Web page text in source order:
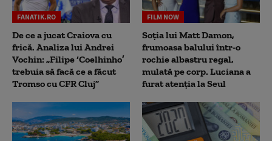
FANATIK.RO
De ce a jucat Craiova cu
frică. Analiza lui Andrei
Vochin: „Filipe ‘Coelhinho’
trebuia să facă ce a făcut
Tromso cu CFR Cluj”
FILM NOW
Soția lui Matt Damon,
frumoasa balului într-o
rochie albastru regal,
mulată pe corp. Luciana a
furat atenția la Seul